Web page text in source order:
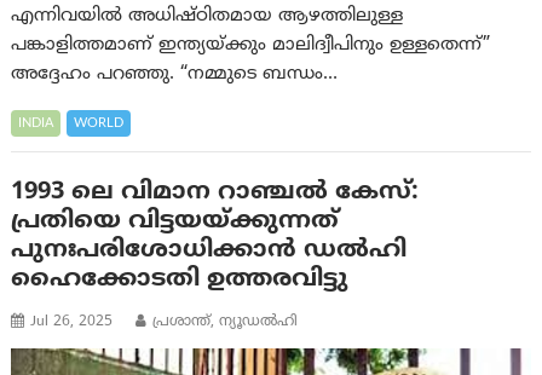
എന്നിവയിൽ അധിഷ്ഠിതമായ ആഴത്തിലുള്ള
പങ്കാളിത്തമാണ് ഇന്ത്യയ്ക്കും മാലിദ്വീപിനും ഉള്ളതെന്ന്”
അദ്ദേഹം പറഞ്ഞു. “നമ്മുടെ ബന്ധം…
INDIA WORLD
1993 ലെ വിമാന റാഞ്ചൽ കേസ്:
പ്രതിയെ വിട്ടയയ്ക്കുന്നത്
പുനഃപരിശോധിക്കാൻ ഡൽഹി
ഹൈക്കോടതി ഉത്തരവിട്ടു
Jul 26, 2025 പ്രശാന്ത്, ന്യൂഡല്‍ഹി